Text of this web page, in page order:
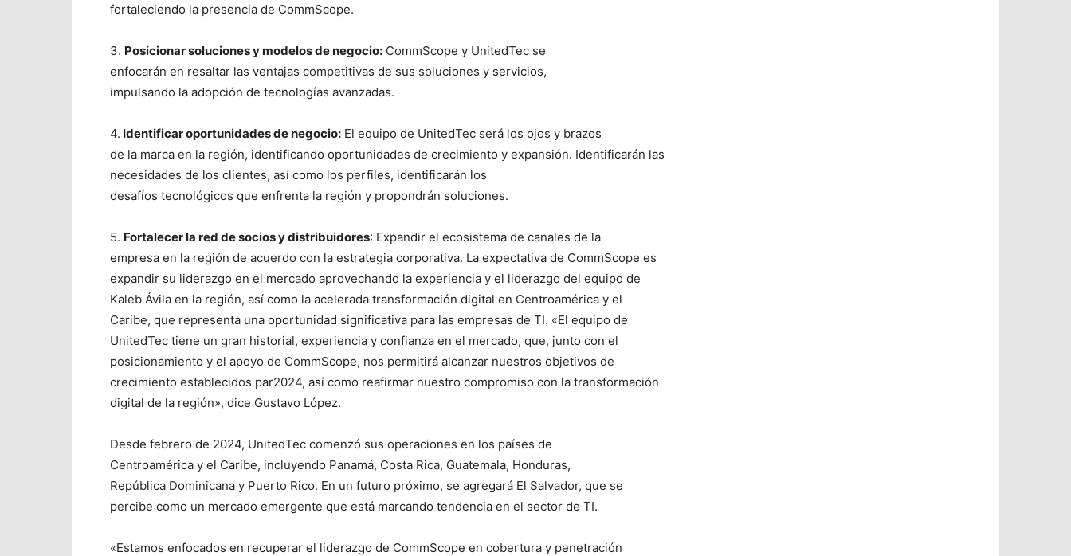
fortaleciendo la presencia de CommScope.
3. Posicionar soluciones y modelos de negocio: CommScope y UnitedTec se
enfocarán en resaltar las ventajas competitivas de sus soluciones y servicios,
impulsando la adopción de tecnologías avanzadas.
4. Identificar oportunidades de negocio: El equipo de UnitedTec será los ojos y brazos
de la marca en la región, identificando oportunidades de crecimiento y expansión. Identificarán las
necesidades de los clientes, así como los perfiles, identificarán los
desafíos tecnológicos que enfrenta la región y propondrán soluciones.
5. Fortalecer la red de socios y distribuidores: Expandir el ecosistema de canales de la
empresa en la región de acuerdo con la estrategia corporativa. La expectativa de CommScope es
expandir su liderazgo en el mercado aprovechando la experiencia y el liderazgo del equipo de
Kaleb Ávila en la región, así como la acelerada transformación digital en Centroamérica y el
Caribe, que representa una oportunidad significativa para las empresas de TI. «El equipo de
UnitedTec tiene un gran historial, experiencia y confianza en el mercado, que, junto con el
posicionamiento y el apoyo de CommScope, nos permitirá alcanzar nuestros objetivos de
crecimiento establecidos par2024, así como reafirmar nuestro compromiso con la transformación
digital de la región», dice Gustavo López.
Desde febrero de 2024, UnitedTec comenzó sus operaciones en los países de
Centroamérica y el Caribe, incluyendo Panamá, Costa Rica, Guatemala, Honduras,
República Dominicana y Puerto Rico. En un futuro próximo, se agregará El Salvador, que se
percibe como un mercado emergente que está marcando tendencia en el sector de TI.
«Estamos enfocados en recuperar el liderazgo de CommScope en cobertura y penetración